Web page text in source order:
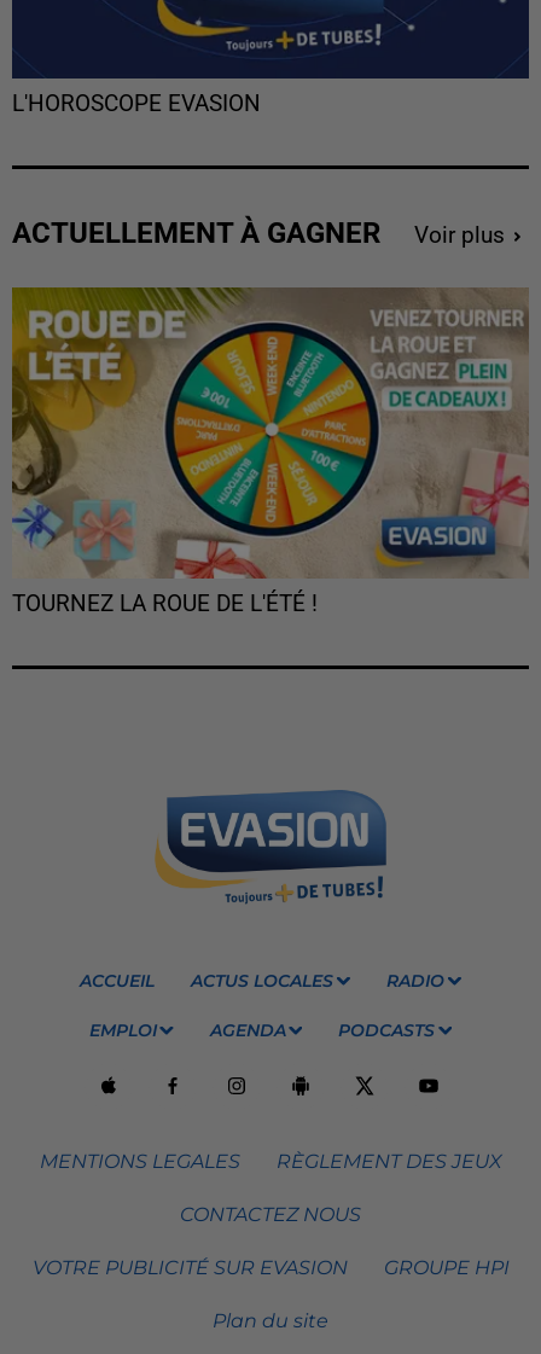
L'HOROSCOPE EVASION
ACTUELLEMENT À GAGNER Voir plus
TOURNEZ LA ROUE DE L'ÉTÉ !
ACCUEIL ACTUS LOCALES RADIO
EMPLOI AGENDA PODCASTS
MENTIONS LEGALES RÈGLEMENT DES JEUX
CONTACTEZ NOUS
VOTRE PUBLICITÉ SUR EVASION GROUPE HPI
Plan du site